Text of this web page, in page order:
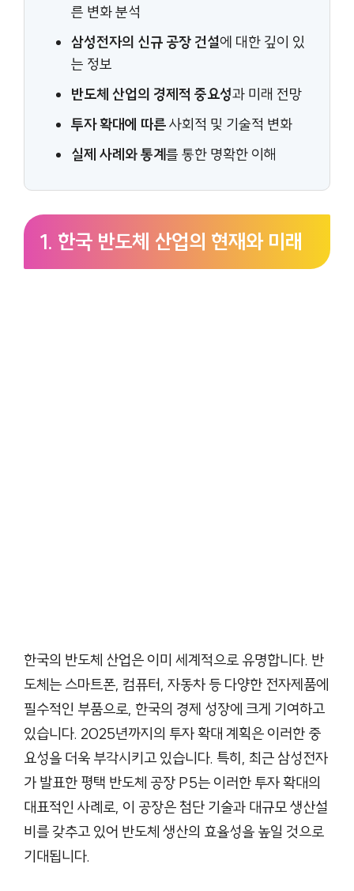
른 변화 분석
삼성전자의 신규 공장 건설에 대한 깊이 있
는 정보
반도체 산업의 경제적 중요성과 미래 전망
투자 확대에 따른사회적 및 기술적 변화
실제 사례와 통계를 통한 명확한 이해
1. 한국 반도체 산업의 현재와 미래
한국의 반도체 산업은 이미 세계적으로 유명합니다. 반
도체는 스마트폰, 컴퓨터, 자동차 등 다양한 전자제품에
필수적인 부품으로, 한국의 경제 성장에 크게 기여하고
있습니다. 2025년까지의 투자 확대 계획은 이러한 중
요성을 더욱 부각시키고 있습니다. 특히, 최근 삼성전자
가 발표한 평택 반도체 공장 P5는 이러한 투자 확대의
대표적인 사례로, 이 공장은 첨단 기술과 대규모 생산설
비를 갖추고 있어 반도체 생산의 효율성을 높일 것으로
기대됩니다.